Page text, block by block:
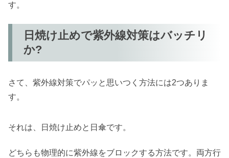
す。
日焼け止めで紫外線対策はバッチリ
か?
さて、紫外線対策でパッと思いつく方法には2つありま
す。
それは、日焼け止めと日傘です。
どちらも物理的に紫外線をブロックする方法です。両方行